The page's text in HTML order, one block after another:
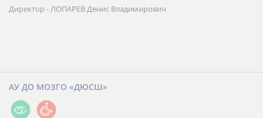
Директор - ЛОПАРЕВ Денис Владимирович
АУ ДО МОЗГО «ДЮСШ»